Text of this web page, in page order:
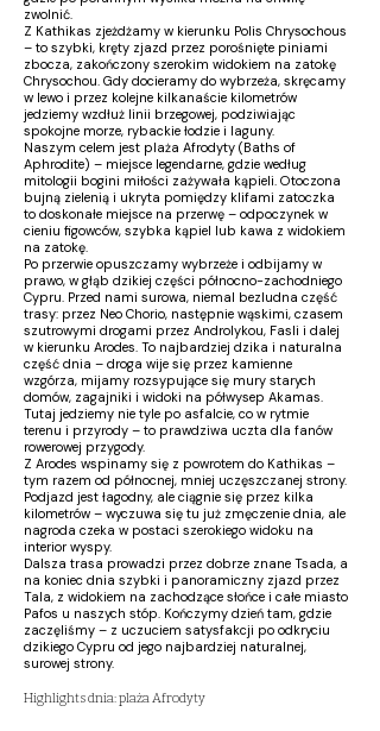
zwolnić.
Z Kathikas zjeżdżamy w kierunku Polis Chrysochous
– to szybki, kręty zjazd przez porośnięte piniami
zbocza, zakończony szerokim widokiem na zatokę
Chrysochou. Gdy docieramy do wybrzeża, skręcamy
w lewo i przez kolejne kilkanaście kilometrów
jedziemy wzdłuż linii brzegowej, podziwiając
spokojne morze, rybackie łodzie i laguny.
Naszym celem jest plaża Afrodyty (Baths of
Aphrodite) – miejsce legendarne, gdzie według
mitologii bogini miłości zażywała kąpieli. Otoczona
bujną zielenią i ukryta pomiędzy klifami zatoczka
to doskonałe miejsce na przerwę – odpoczynek w
cieniu figowców, szybka kąpiel lub kawa z widokiem
na zatokę.
Po przerwie opuszczamy wybrzeże i odbijamy w
prawo, w głąb dzikiej części północno-zachodniego
Cypru. Przed nami surowa, niemal bezludna część
trasy: przez Neo Chorio, następnie wąskimi, czasem
szutrowymi drogami przez Androlykou, Fasli i dalej
w kierunku Arodes. To najbardziej dzika i naturalna
część dnia – droga wije się przez kamienne
wzgórza, mijamy rozsypujące się mury starych
domów, zagajniki i widoki na półwysep Akamas.
Tutaj jedziemy nie tyle po asfalcie, co w rytmie
terenu i przyrody – to prawdziwa uczta dla fanów
rowerowej przygody.
Z Arodes wspinamy się z powrotem do Kathikas –
tym razem od północnej, mniej uczęszczanej strony.
Podjazd jest łagodny, ale ciągnie się przez kilka
kilometrów – wyczuwa się tu już zmęczenie dnia, ale
nagroda czeka w postaci szerokiego widoku na
interior wyspy.
Dalsza trasa prowadzi przez dobrze znane Tsada, a
na koniec dnia szybki i panoramiczny zjazd przez
Tala, z widokiem na zachodzące słońce i całe miasto
Pafos u naszych stóp. Kończymy dzień tam, gdzie
zaczęliśmy – z uczuciem satysfakcji po odkryciu
dzikiego Cypru od jego najbardziej naturalnej,
surowej strony.
Highlights dnia: plaża Afrodyty